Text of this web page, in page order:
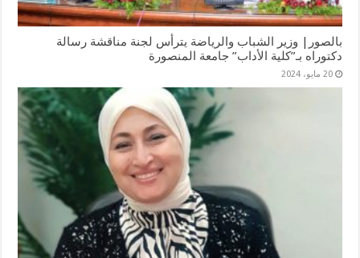
بالصور| وزير الشباب والرياضة يترأس لجنة مناقشة رسالة
دكتوراه بـ”كلية الأداب” جامعة المنصورة
20 مايو، 2024